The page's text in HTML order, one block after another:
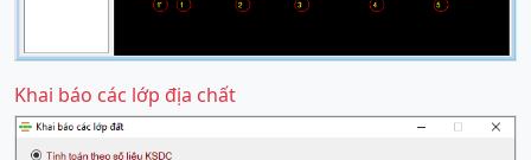
Khai báo các lớp địa chất